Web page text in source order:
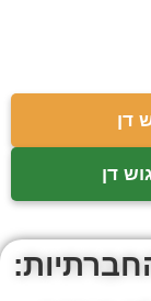
דן
דן